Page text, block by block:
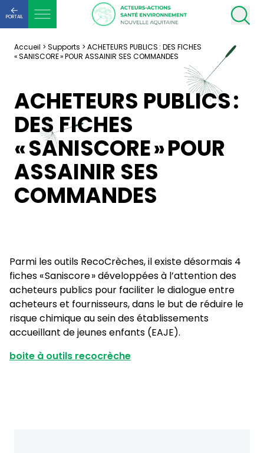
PORTAIL
Accueil > Supports > ACHETEURS PUBLICS : DES FICHES
« SANISCORE » POUR ASSAINIR SES COMMANDES
ACHETEURS PUBLICS :
DES FICHES
« SANISCORE » POUR
ASSAINIR SES
COMMANDES
Parmi les outils RecoCrèches, il existe désormais 4
fiches « Saniscore » développées à l’attention des
acheteurs publics pour faciliter le dialogue entre
acheteurs et fournisseurs, dans le but de réduire le
risque chimique au sein des établissements
accueillant de jeunes enfants (EAJE).
boite à outils recocrèche